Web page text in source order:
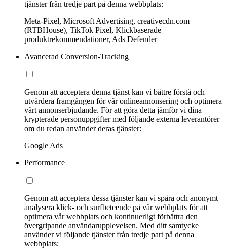
tjänster från tredje part på denna webbplats:
Meta-Pixel, Microsoft Advertising, creativecdn.com
(RTBHouse), TikTok Pixel, Klickbaserade
produktrekommendationer, Ads Defender
Avancerad Conversion-Tracking
Genom att acceptera denna tjänst kan vi bättre förstå och
utvärdera framgången för vår onlineannonsering och optimera
vårt annonserbjudande. För att göra detta jämför vi dina
krypterade personuppgifter med följande externa leverantörer
om du redan använder deras tjänster:
Google Ads
Performance
Genom att acceptera dessa tjänster kan vi spåra och anonymt
analysera klick- och surfbeteende på vår webbplats för att
optimera vår webbplats och kontinuerligt förbättra den
övergripande användarupplevelsen. Med ditt samtycke
använder vi följande tjänster från tredje part på denna
webbplats: